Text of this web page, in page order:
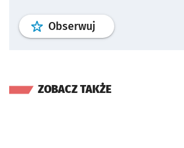
Obserwuj profil
ZOBACZ TAKŻE